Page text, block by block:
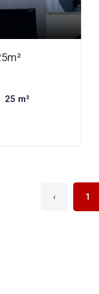
25 m²
‹ 1